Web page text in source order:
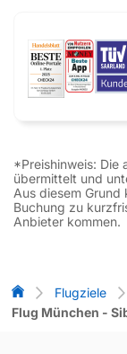
*Preishinweis: Die
übermittelt und
Aus diesem
Buchung zu
Anbieter kommen.
Flug-Vergleich
Flugziele
Flug München -